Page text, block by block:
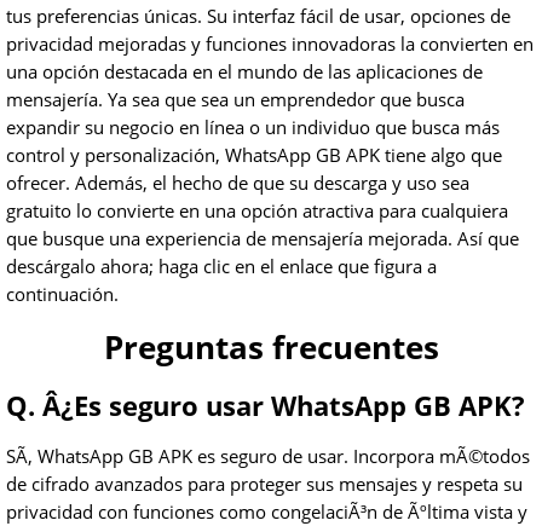
tus preferencias únicas. Su interfaz fácil de usar, opciones de
privacidad mejoradas y funciones innovadoras la convierten en
una opción destacada en el mundo de las aplicaciones de
mensajería. Ya sea que sea un emprendedor que busca
expandir su negocio en línea o un individuo que busca más
control y personalización, WhatsApp GB APK tiene algo que
ofrecer. Además, el hecho de que su descarga y uso sea
gratuito lo convierte en una opción atractiva para cualquiera
que busque una experiencia de mensajería mejorada. Así que
descárgalo ahora; haga clic en el enlace que figura a
continuación.
Preguntas frecuentes
Q. Â¿Es seguro usar WhatsApp GB APK?
SÃ­, WhatsApp GB APK es seguro de usar. Incorpora mÃ©todos
de cifrado avanzados para proteger sus mensajes y respeta su
privacidad con funciones como congelaciÃ³n de Ãºltima vista y